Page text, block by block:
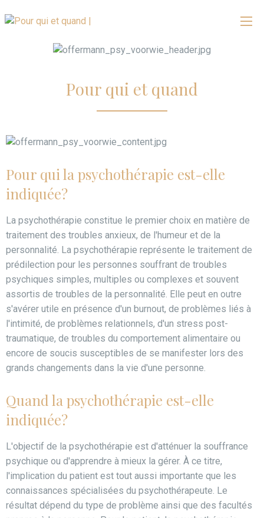
Pour qui et quand
Pour qui la psychothérapie est-elle
indiquée?
La psychothérapie constitue le premier choix en matière de
traitement des troubles anxieux, de l'humeur et de la
personnalité. La psychothérapie représente le traitement de
prédilection pour les personnes souffrant de troubles
psychiques simples, multiples ou complexes et souvent
assortis de troubles de la personnalité. Elle peut en outre
s'avérer utile en présence d'un burnout, de problèmes liés à
l'intimité, de problèmes relationnels, d'un stress post-
traumatique, de troubles du comportement alimentaire ou
encore de soucis susceptibles de se manifester lors des
grands changements dans la vie d'une personne.
Quand la psychothérapie est-elle
indiquée?
L'objectif de la psychothérapie est d'atténuer la souffrance
psychique ou d'apprendre à mieux la gérer. À ce titre,
l'implication du patient est tout aussi importante que les
connaissances spécialisées du psychothérapeute. Le
résultat dépend du type de problème ainsi que des facultés